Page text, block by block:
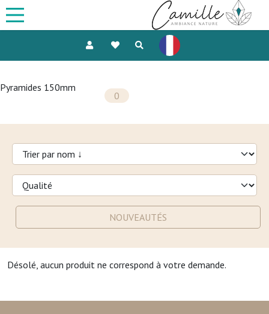
Pyramides 150mm
0
NOUVEAUTÉS
Désolé, aucun produit ne correspond à votre demande.